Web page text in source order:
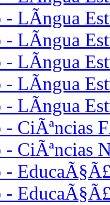
- LÃ­ngua
- LÃ­ngua
- LÃ­ngua
- LÃ­ngua
- LÃ­ngua
- CiÃªncias
- CiÃªncias
-
-